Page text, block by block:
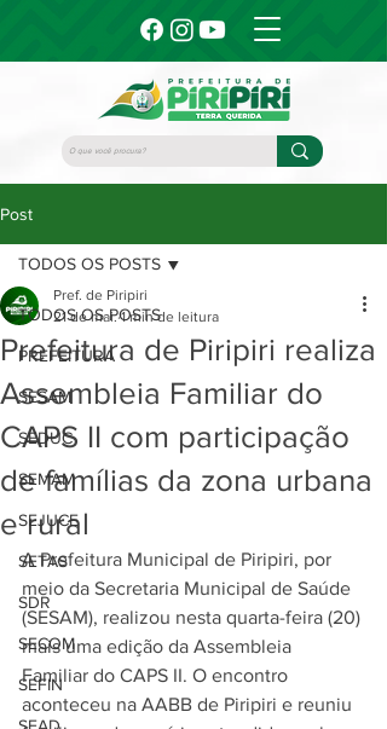
Post
TODOS OS POSTS
PREFEITURA
SESAM
SEDUC
SEMAM
SEJUCE
SETAS
SDR
SECOM
SEFIN
TODOS OS POSTS
Prefeitura de Piripiri realiza
Assembleia Familiar do
CAPS II com participação
de famílias da zona urbana
e rural
Pref. de Piripiri
21 de mai. 1 min de leitura
A Prefeitura Municipal de Piripiri, por
meio da Secretaria Municipal de Saúde
(SESAM), realizou nesta quarta-feira (20)
mais uma edição da Assembleia
Familiar do CAPS II. O encontro
aconteceu na AABB de Piripiri e reuniu